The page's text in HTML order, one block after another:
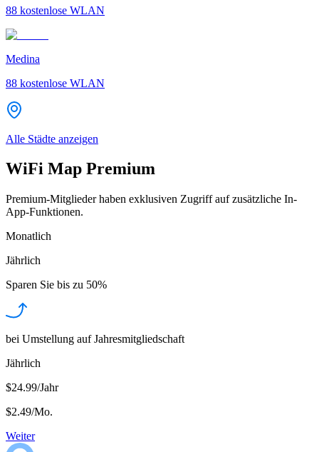
88 kostenlose WLAN
Medina
88 kostenlose WLAN
Alle Städte anzeigen
WiFi Map Premium
Premium-Mitglieder haben exklusiven Zugriff auf zusätzliche In-
App-Funktionen.
Monatlich
Jährlich
Sparen Sie bis zu 50%
bei Umstellung auf Jahresmitgliedschaft
Jährlich
$24.99/Jahr
$2.49/Mo.
Weiter